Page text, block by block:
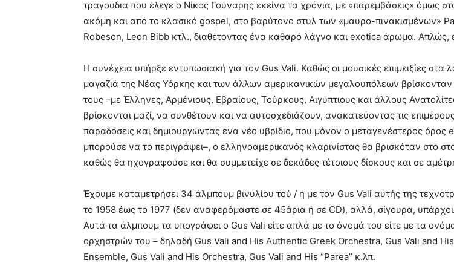
τραγούδια που έλεγε ο Νίκος Γούναρης εκείνα τα χρόνια, με «παρεμβάσεις» όμως
ακόμη και από το κλασικό gospel, στο βαρύτονο στυλ των «μαυρο-πινακισμένων»
Robeson, Leon Bibb κτλ., διαθέτοντας ένα καθαρό λάγνο και exotica άρωμα. Απλώς,
Η συνέχεια υπήρξε εντυπωσιακή για τον Gus Vali. Καθώς οι μουσικές επιμειξίες στα
μαγαζιά της Νέας Υόρκης και των άλλων αμερικανικών μεγαλουπόλεων
τους –με Έλληνες, Αρμένιους, Εβραίους, Τούρκους, Αιγύπτιους και άλλους
βρίσκονται μαζί, να συνθέτουν και να αυτοσχεδιάζουν, ανακατεύοντας τις
παραδόσεις και δημιουργώντας ένα νέο υβρίδιο, που μόνον ο μεταγενέστερος όρος
μπορούσε να το περιγράψει–, ο ελληνοαμερικανός κλαρινίστας θα βρισκόταν στο
καθώς θα ηχογραφούσε και θα συμμετείχε σε δεκάδες τέτοιους δίσκους και σε
Έχουμε καταμετρήσει 34 άλμπουμ βινυλίου τού / ή με τον Gus Vali αυτής της
το 1958 έως το 1977 (δεν αναφερόμαστε σε 45άρια ή σε CD), αλλά, σίγουρα,
Αυτά τα άλμπουμ τα υπογράφει ο Gus Vali είτε απλά με το όνομά του είτε με τα
ορχηστρών του – δηλαδή Gus Vali and His Authentic Greek Orchestra, Gus Vali and
Ensemble, Gus Vali and His Orchestra, Gus Vali and His “Parea” κ.λπ.